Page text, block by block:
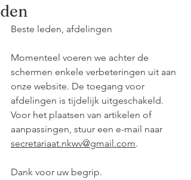
den
Beste leden, afdelingen
Momenteel voeren we achter de
schermen enkele verbeteringen uit aan
onze website. De toegang voor
afdelingen is tijdelijk uitgeschakeld.
Voor het plaatsen van artikelen of
aanpassingen, stuur een e-mail naar
secretariaat.nkwv@gmail.com.
Dank voor uw begrip.